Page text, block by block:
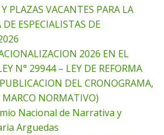
PLAZAS VACANTES PARA LA
ESPECIALISTAS DE
2026 EN EL
N° 29944 – LEY DE REFORMA
DEL CRONOGRAMA,
MARCO NORMATIVO)
Nacional de Narrativa y
Arguedas